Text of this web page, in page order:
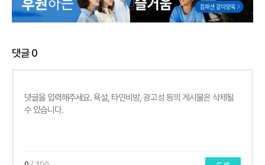
댓글0